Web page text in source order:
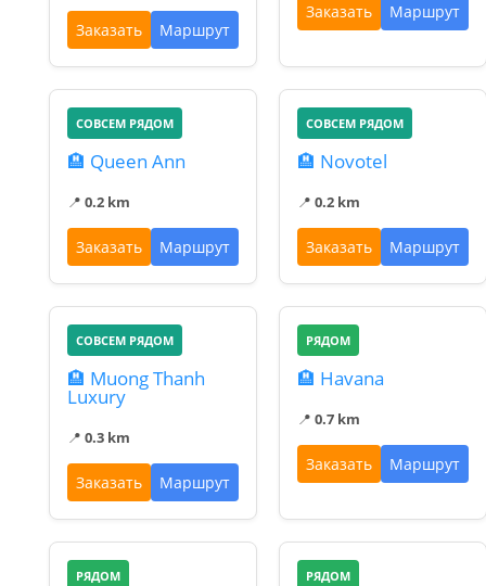
Заказать Маршрут
Заказать Маршрут
СОВСЕМ РЯДОМ
🏨 Queen Ann
📍 0.2 km
Заказать Маршрут
СОВСЕМ РЯДОМ
🏨 Novotel
📍 0.2 km
Заказать Маршрут
СОВСЕМ РЯДОМ
🏨 Muong Thanh
Luxury
📍 0.3 km
Заказать Маршрут
РЯДОМ
🏨 Havana
📍 0.7 km
Заказать Маршрут
РЯДОМ РЯДОМ